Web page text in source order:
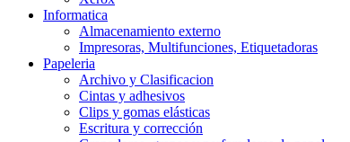
Informatica
Almacenamiento externo
Impresoras, Multifunciones, Etiquetadoras
Papeleria
Archivo y Clasificacion
Cintas y adhesivos
Clips y gomas elásticas
Escritura y corrección